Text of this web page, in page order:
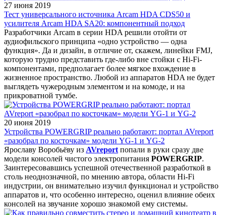
27 июня 2019
Тест универсального источника Arcam HDA CDS50 и
усилителя Arcam HDA SA20: компонентный подход
Разработчики Arcam в серии HDA решили отойти от
аудиофильского принципа «одно устройство — одна
функция». Да и дизайн, в отличие от, скажем, линейки FMJ,
которую трудно представить где-либо вне стойки с Hi-Fi-
компонентами, предполагает более мягкое вхождение в
жизненное пространство. Любой из аппаратов HDA не будет
выглядеть чужеродным элементом и на комоде, и на
прикроватной тумбе.
20 июня 2019
Устройства POWERGRIP реально работают: портал AVreport
«разобрал по косточкам» модели YG-1 и YG-2
Ярославу Воробьёву из AVreport попали в руки сразу две
модели консолей чистого электропитания POWERGRIP.
Заинтересовавшись успешной отечественной разработкой в
столь неоднозначной, по мнению автора, области Hi-Fi
индустрии, он внимательно изучил функционал и устройство
аппаратов и, что особенно интересно, оценил влияние обеих
консолей на звучание хорошо знакомой ему системы.